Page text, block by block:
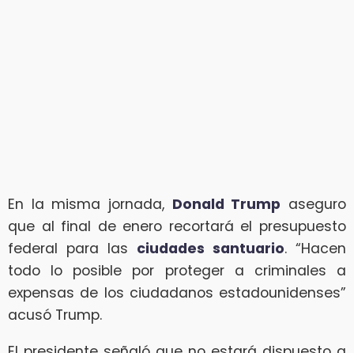
En la misma jornada, Donald Trump aseguro
que al final de enero recortará el presupuesto
federal para las ciudades santuario. “Hacen
todo lo posible por proteger a criminales a
expensas de los ciudadanos estadounidenses”
acusó Trump.